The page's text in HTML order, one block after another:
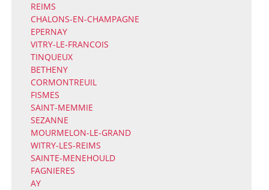
REIMS
CHALONS-EN-CHAMPAGNE
EPERNAY
VITRY-LE-FRANCOIS
TINQUEUX
BETHENY
CORMONTREUIL
FISMES
SAINT-MEMMIE
SEZANNE
MOURMELON-LE-GRAND
WITRY-LES-REIMS
SAINTE-MENEHOULD
FAGNIERES
AY